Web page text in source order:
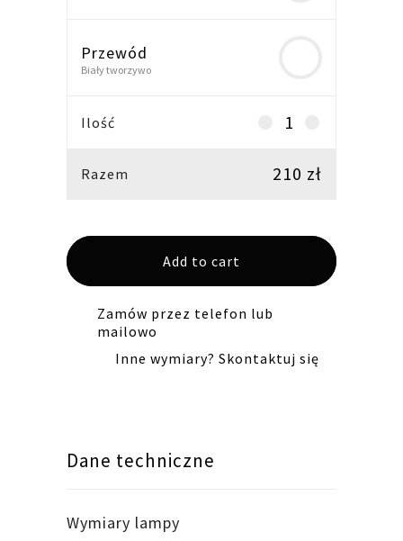
Przewód
Biały tworzywo
Ilość
Lampka
lampa
drewna
biała
Razem 210 zł
Add to cart
Zamów przez telefon lub
mailowo
Inne wymiary? Skontaktuj się
Dane techniczne
Wymiary lampy